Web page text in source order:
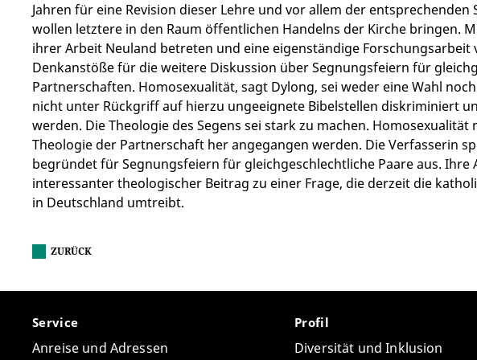
Jahren für eine Revision dieser Lehre und vor allem der entsprechenden
wollen letztere in den Raum öffentlichen Handelns der Kirche bringen.
ihrer Arbeit Neuland betreten und eine eigenständige
Denkanstöße für die weitere Diskussion über Segnungsfeiern für
Partnerschaften. Homosexualität, sagt Dylong, sei weder eine Wahl
nicht unter Rückgriff auf hierzu ungeeignete Bibelstellen diskriminiert
werden. Die Theologie des Segens sei stark zu machen. Homosexualität
Theologie der Partnerschaft her angegangen werden. Die Verfasserin
begründet für Segnungsfeiern für gleichgeschlechtliche Paare aus. Ihre
interessanter theologischer Beitrag zu einer Frage, die derzeit die
in Deutschland umtreibt.
ZURÜCK
Service
Anreise und Adressen
Profil
Diversität und Inklusion